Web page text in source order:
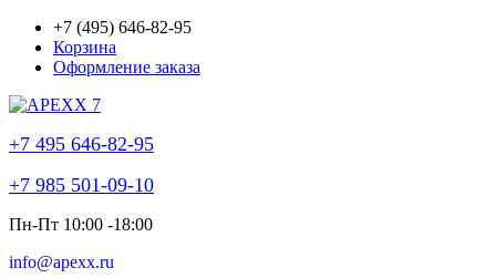
+7 (495) 646-82-95
Корзина
Оформление заказа
+7 495 646-82-95
+7 985 501-09-10
Пн-Пт 10:00 -18:00
info@apexx.ru